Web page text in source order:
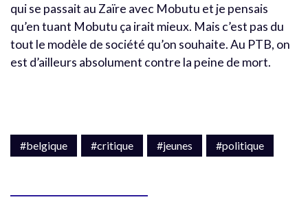
qui se passait au Zaïre avec Mobutu et je pensais
qu’en tuant Mobutu ça irait mieux. Mais c’est pas du
tout le modèle de société qu’on souhaite. Au PTB, on
est d’ailleurs absolument contre la peine de mort.
#belgique #critique #jeunes #politique